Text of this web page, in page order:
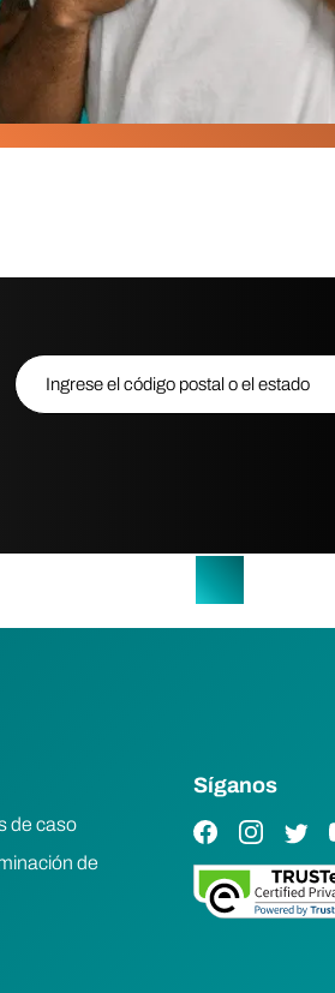
Ingrese el código postal o el estado
de caso
de
Síganos
Enlace deEnlace de
Enlace